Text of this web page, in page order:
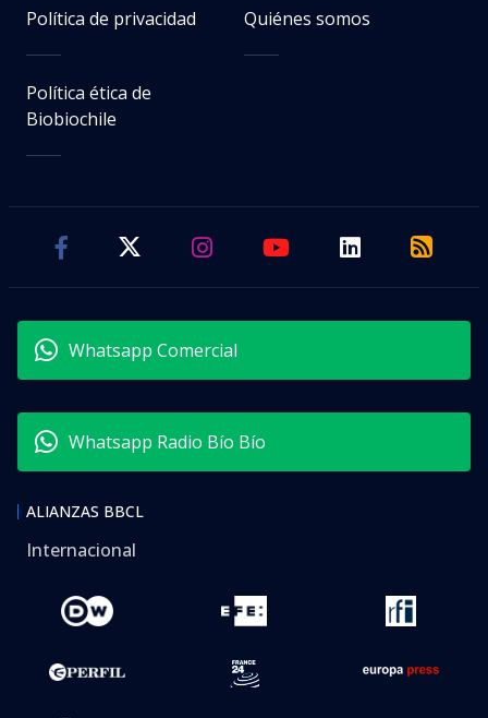
Política de privacidad Quiénes somos
Política ética de
Biobiochile
Whatsapp Comercial
Whatsapp Radio Bío Bío
ALIANZAS BBCL
Internacional